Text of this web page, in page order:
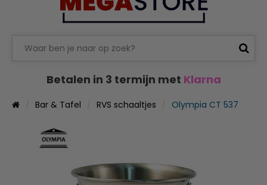
Betalen in 3 termijn met Klarna
Bar & Tafel RVS schaaltjes Olympia CT 537